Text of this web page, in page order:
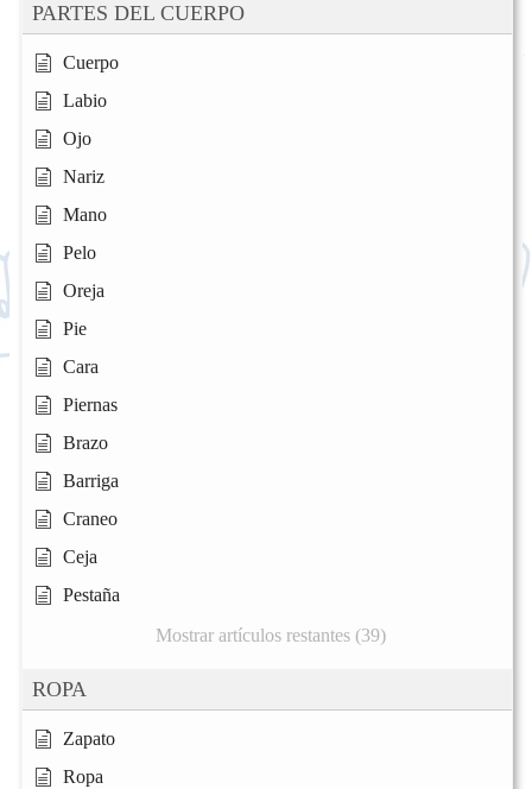
PARTES DEL CUERPO
Cuerpo
Labio
Ojo
Nariz
Mano
Pelo
Oreja
Pie
Cara
Piernas
Brazo
Barriga
Craneo
Ceja
Pestaña
Mostrar artículos restantes (39)
ROPA
Zapato
Ropa